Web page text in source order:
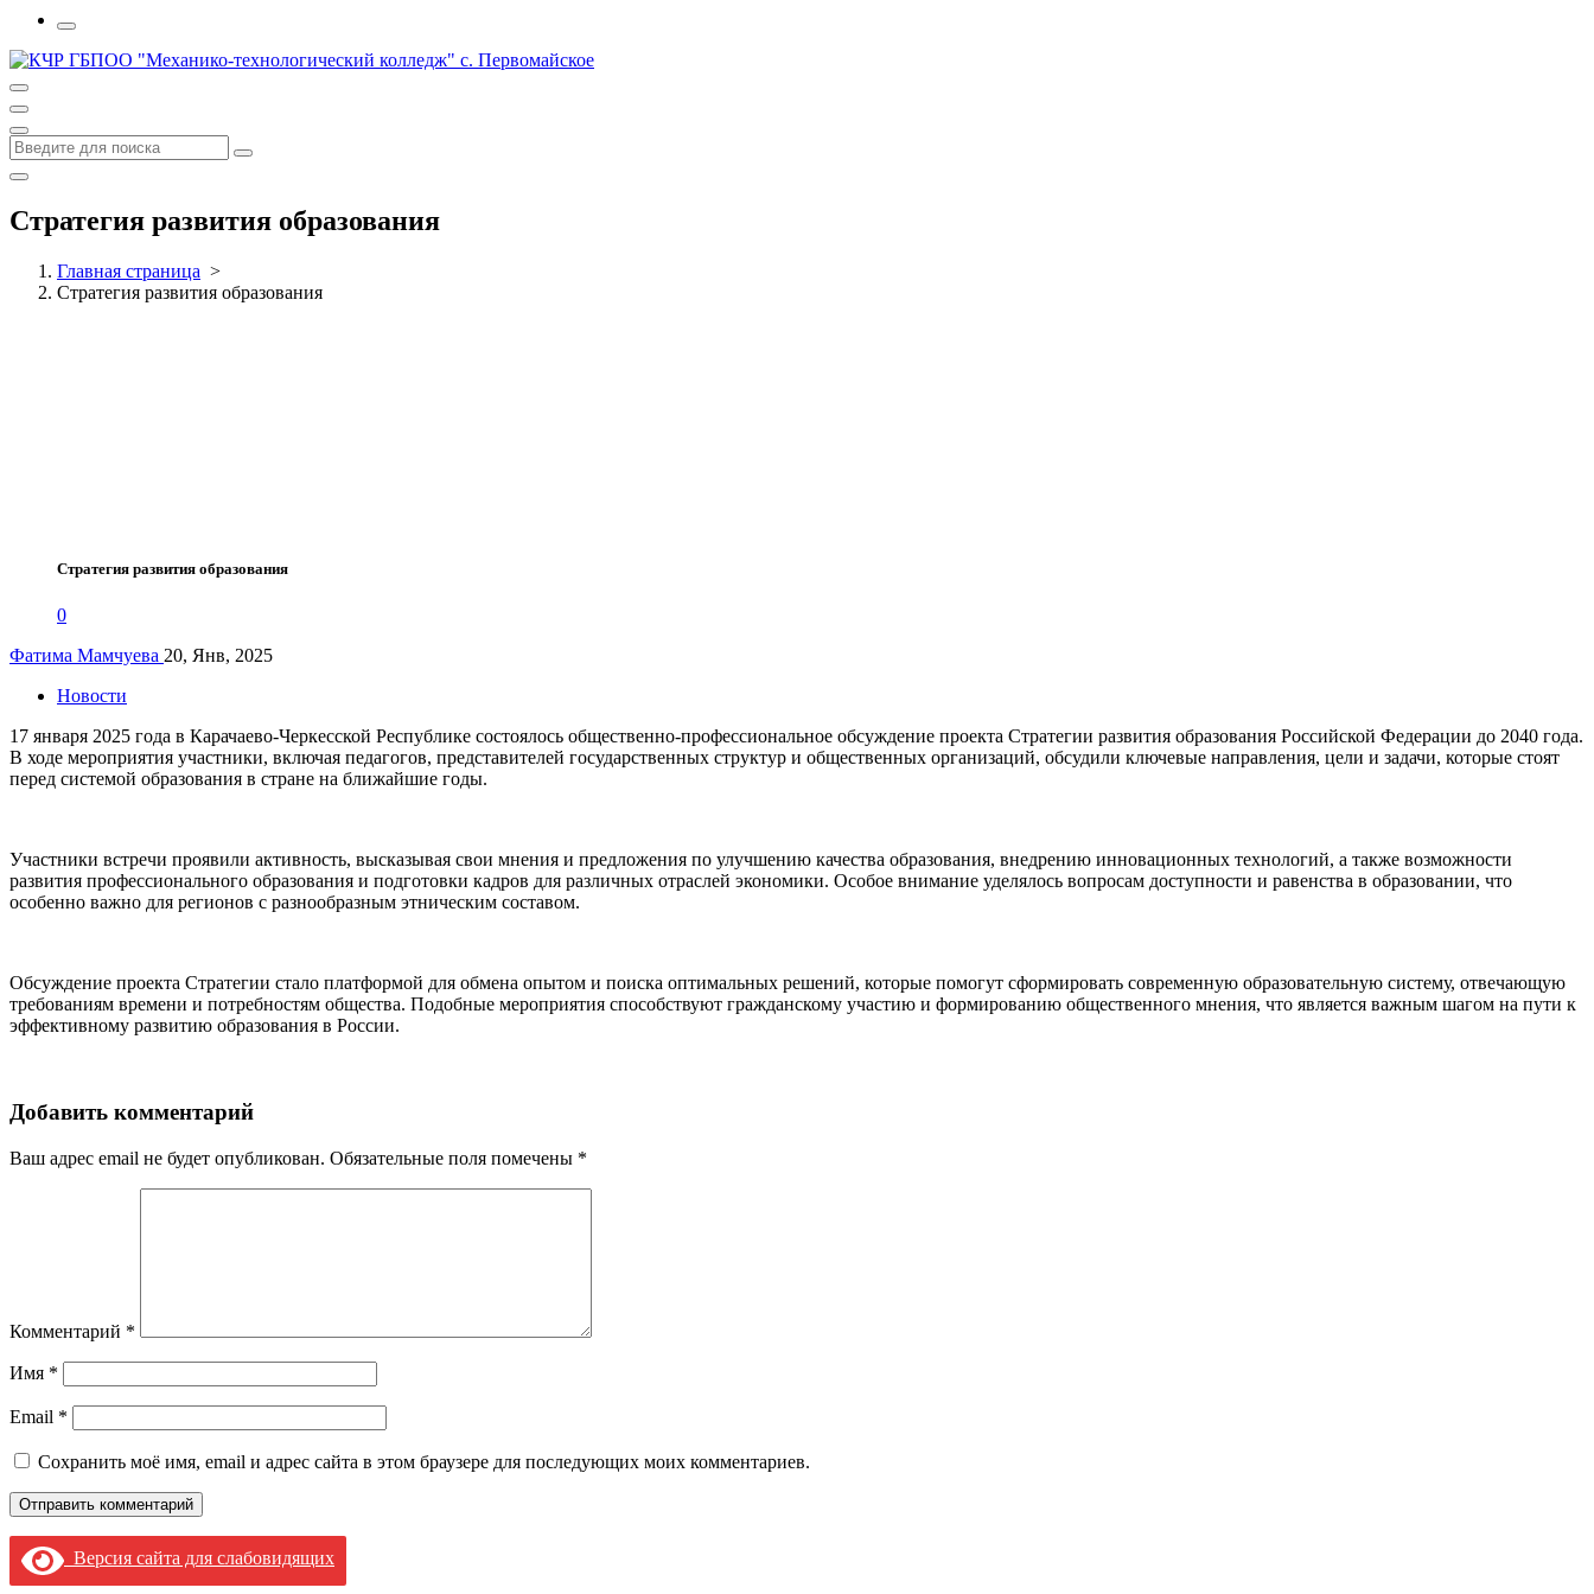
Стратегия развития образования
Главная страница >
Стратегия развития образования
Стратегия развития образования
0
Фатима Мамчуева 20, Янв, 2025
Новости
17 января 2025 года в Карачаево-Черкесской Республике состоялось общественно-профессиональное обсуждение проекта Стратегии развития образования Российской Федерации до 2040 года.
В ходе мероприятия участники, включая педагогов, представителей государственных структур и общественных организаций, обсудили ключевые направления, цели и задачи, которые стоят
перед системой образования в стране на ближайшие годы.
Участники встречи проявили активность, высказывая свои мнения и предложения по улучшению качества образования, внедрению инновационных технологий, а также возможности
развития профессионального образования и подготовки кадров для различных отраслей экономики. Особое внимание уделялось вопросам доступности и равенства в образовании, что
особенно важно для регионов с разнообразным этническим составом.
Обсуждение проекта Стратегии стало платформой для обмена опытом и поиска оптимальных решений, которые помогут сформировать современную образовательную систему, отвечающую
требованиям времени и потребностям общества. Подобные мероприятия способствуют гражданскому участию и формированию общественного мнения, что является важным шагом на пути к
эффективному развитию образования в России.
Добавить комментарий
Ваш адрес email не будет опубликован. Обязательные поля помечены *
Комментарий *
Имя *
Email *
Сохранить моё имя, email и адрес сайта в этом браузере для последующих моих комментариев.
Версия сайта для слабовидящих